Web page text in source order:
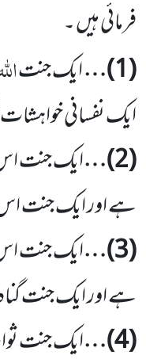
فرمائی ہیں ۔
(
1
)…ایک جنت
ایک نفسانی
(
2
)…ایک جنت
ہے اور ایک جنت
(
3
)…ایک جنت
ہے اور ایک جنت
(
4
)…ایک جنت